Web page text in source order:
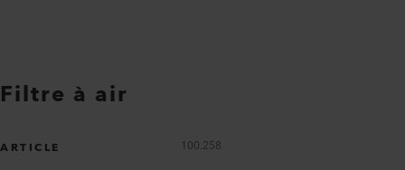
Filtre à air
ARTICLE 100.258